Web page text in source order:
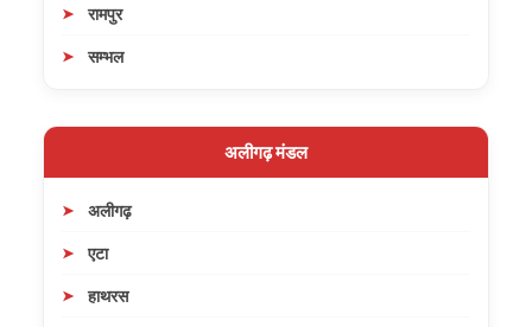
रामपुर
सम्भल
अलीगढ़ मंडल
अलीगढ़
एटा
हाथरस